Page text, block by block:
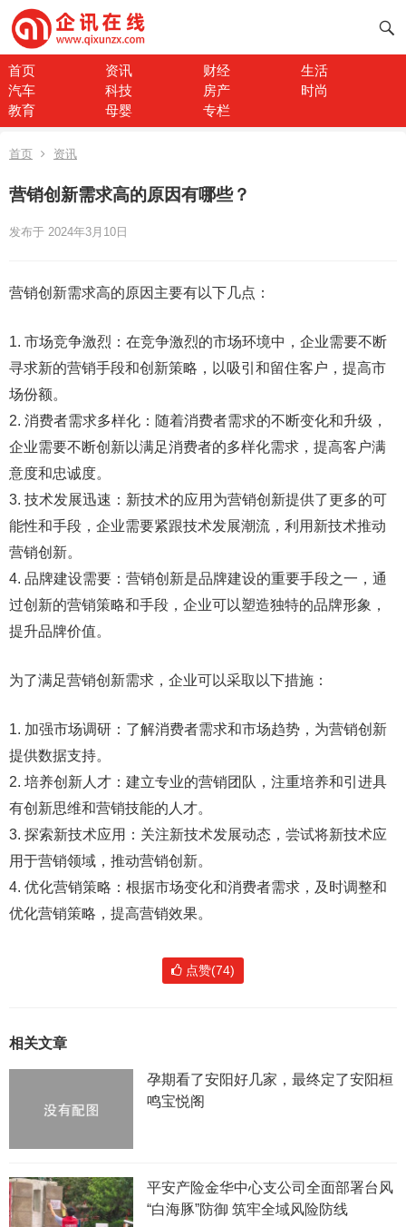
首页 资讯 财经
生活
汽车
科技 房产
时尚
教育
母婴 专栏
首页 资讯
营销创新需求高的原因有哪些？
发布于 2024年3月10日
营销创新需求高的原因主要有以下几点：
1. 市场竞争激烈：在竞争激烈的市场环境中，企业需要不断
寻求新的营销手段和创新策略，以吸引和留住客户，提高市
场份额。
2. 消费者需求多样化：随着消费者需求的不断变化和升级，
企业需要不断创新以满足消费者的多样化需求，提高客户满
意度和忠诚度。
3. 技术发展迅速：新技术的应用为营销创新提供了更多的可
能性和手段，企业需要紧跟技术发展潮流，利用新技术推动
营销创新。
4. 品牌建设需要：营销创新是品牌建设的重要手段之一，通
过创新的营销策略和手段，企业可以塑造独特的品牌形象，
提升品牌价值。
为了满足营销创新需求，企业可以采取以下措施：
1. 加强市场调研：了解消费者需求和市场趋势，为营销创新
提供数据支持。
2. 培养创新人才：建立专业的营销团队，注重培养和引进具
有创新思维和营销技能的人才。
3. 探索新技术应用：关注新技术发展动态，尝试将新技术应
用于营销领域，推动营销创新。
4. 优化营销策略：根据市场变化和消费者需求，及时调整和
优化营销策略，提高营销效果。
点赞(74)
相关文章
孕期看了安阳好几家，最终定了安阳桓
鸣宝悦阁
平安产险金华中心支公司全面部署台风
“白海豚”防御 筑牢全域风险防线